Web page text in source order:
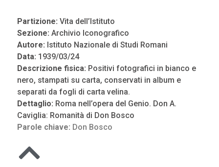
Partizione: Vita dell’Istituto
Sezione: Archivio Iconografico
Autore: Istituto Nazionale di Studi Romani
Data: 1939/03/24
Descrizione fisica: Positivi fotografici in bianco e
nero, stampati su carta, conservati in album e
separati da fogli di carta velina.
Dettaglio: Roma nell’opera del Genio. Don A.
Caviglia: Romanità di Don Bosco
Parole chiave: Don Bosco